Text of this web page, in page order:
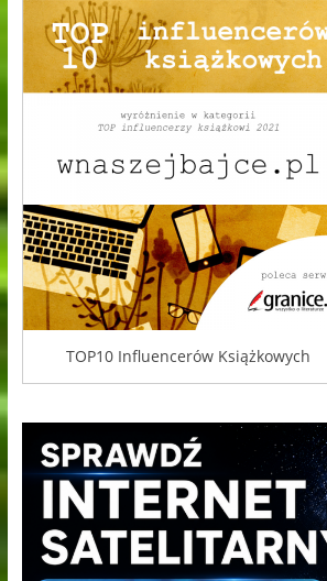
TOP10 Influencerów Książkowych